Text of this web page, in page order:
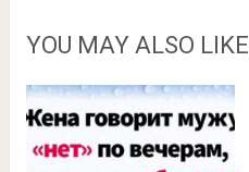
YOU MAY ALSO LIKE